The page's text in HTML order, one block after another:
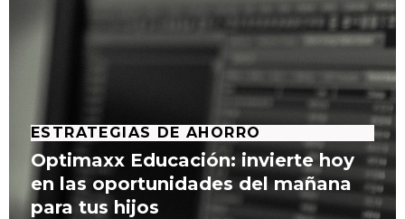
ESTRATEGIAS DE AHORRO
Optimaxx Educación: invierte hoy
en las oportunidades del mañana
para tus hijos